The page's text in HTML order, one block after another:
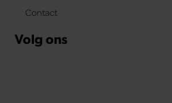
Contact
Volg ons